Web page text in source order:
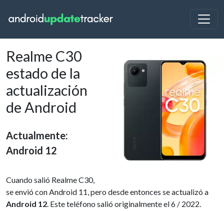
Realme C30
estado de la
actualización
de Android
Actualmente:
Android 12
Cuando salió Realme C30,
se envió con Android 11, pero desde entonces se actualizó a
Android 12. Este teléfono salió originalmente el 6 / 2022.